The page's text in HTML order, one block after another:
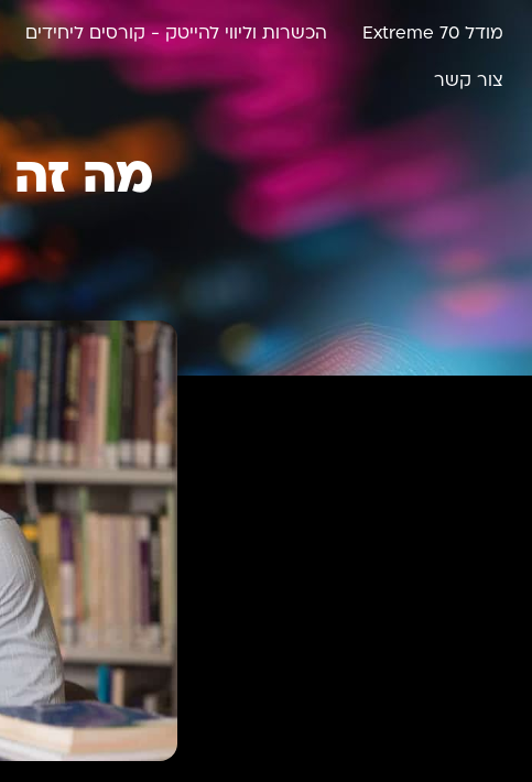
מודל Extreme 70 הכשרות וליווי להייטק - קורסים ליחידים
צור קשר
מה זה Angular ולמי זה מתאים?